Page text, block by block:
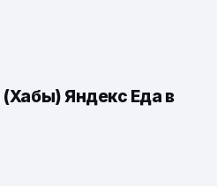
Яндекс Еда в